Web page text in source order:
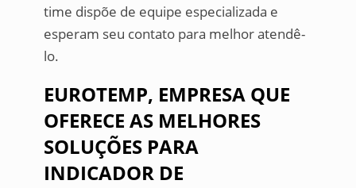
time dispõe de equipe especializada e
esperam seu contato para melhor atendê-
lo.
EUROTEMP, EMPRESA QUE
OFERECE AS MELHORES
SOLUÇÕES PARA
INDICADOR DE